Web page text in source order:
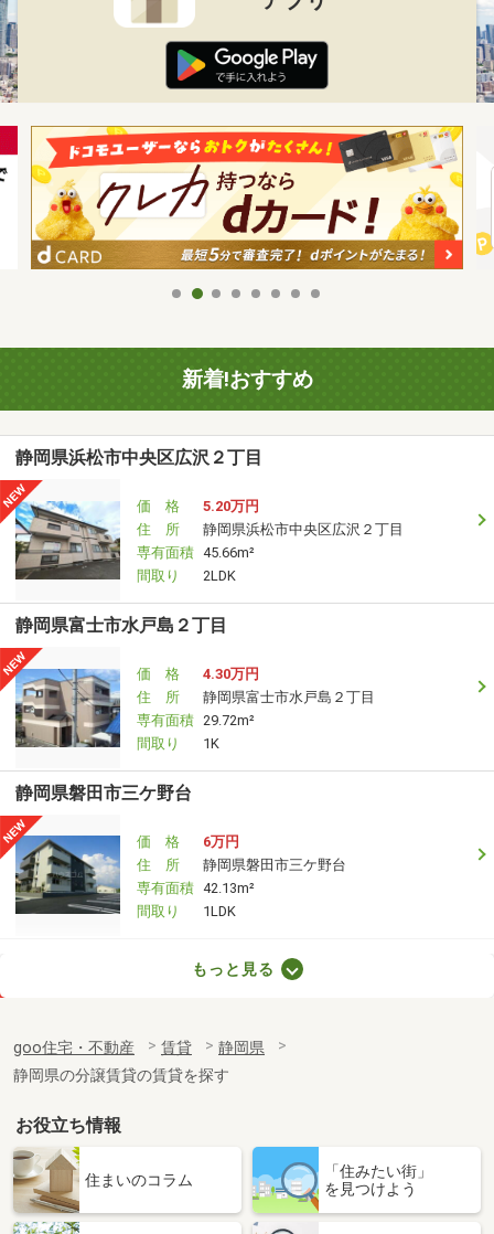
新着!おすすめ
静岡県浜松市中央区広沢２丁目
価 格
5.20万円
住 所
静岡県浜松市中央区広沢２丁目
専有面積 45.66m²
間取り
2LDK
静岡県富士市水戸島２丁目
価 格
4.30万円
住 所
静岡県富士市水戸島２丁目
専有面積 29.72m²
間取り
1K
静岡県磐田市三ケ野台
価 格
6万円
住 所
静岡県磐田市三ケ野台
専有面積 42.13m²
間取り
1LDK
静岡県浜松市中央区元浜町
専有面積
30.31m²
間取り
1LDK
静岡県浜松市中央区元浜町
価 格
6.90万円
静岡県浜松市中央区元浜町
専有面積 30.31m²
もっと見る
goo住宅・不動産 賃貸
静岡県
静岡県の分譲賃貸の賃貸を探す
お役立ち情報
住まいのコラム
「住みたい街」
を見つけよう